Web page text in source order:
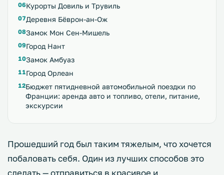
Курорты Довиль и Трувиль
Деревня Бёврон-ан-Ож
Замок Мон Сен-Мишель
Город Нант
Замок Амбуаз
Город Орлеан
Бюджет пятидневной автомобильной поездки по
Франции: аренда авто и топливо, отели, питание,
экскурсии
Прошедший год был таким тяжелым, что хочется
побаловать себя. Один из лучших способов это
сделать — отправиться в красивое и